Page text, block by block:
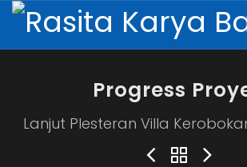
Progress
Lanjut Plesteran Villa